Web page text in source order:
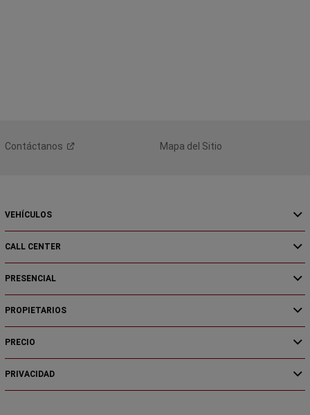
Contáctanos Mapa del Sitio
VEHÍCULOS
CALL CENTER
PRESENCIAL
PROPIETARIOS
PRECIO
PRIVACIDAD